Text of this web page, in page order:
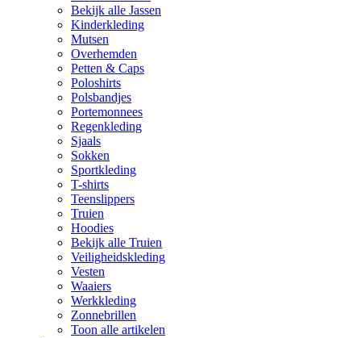
Bekijk alle Jassen
Kinderkleding
Mutsen
Overhemden
Petten & Caps
Poloshirts
Polsbandjes
Portemonnees
Regenkleding
Sjaals
Sokken
Sportkleding
T-shirts
Teenslippers
Truien
Hoodies
Bekijk alle Truien
Veiligheidskleding
Vesten
Waaiers
Werkkleding
Zonnebrillen
Toon alle artikelen